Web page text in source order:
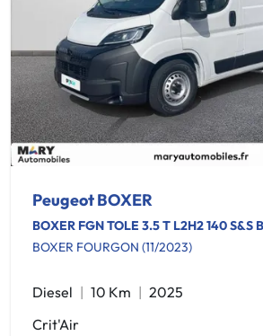
Peugeot BOXER
BOXER FGN TOLE 3.5 T L2H2 140 S&S
BOXER FOURGON (11/2023)
Diesel 10 Km
2025
Crit'Air